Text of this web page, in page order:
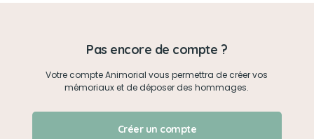
Créer un mémorial
Je me connecte
Pas encore de compte ?
Votre compte Animorial vous permettra de créer vos
mémoriaux et de déposer des hommages.
Créer un compte